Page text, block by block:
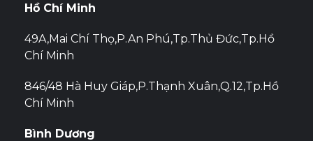
Hồ Chí Minh
49A,Mai Chí Thọ,P.An Phú,Tp.Thủ Đức,Tp.Hồ
Chí Minh
846/48 Hà Huy Giáp,P.Thạnh Xuân,Q.12,Tp.Hồ
Chí Minh
Bình Dương